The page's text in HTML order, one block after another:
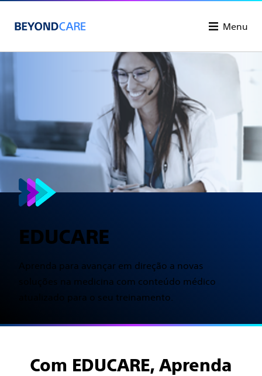
Menu
EDUCARE
Aprenda para avançar em direção a novas
soluções na medicina com conteúdo médico
atualizado para o seu treinamento.
Com EDUCARE, Aprenda